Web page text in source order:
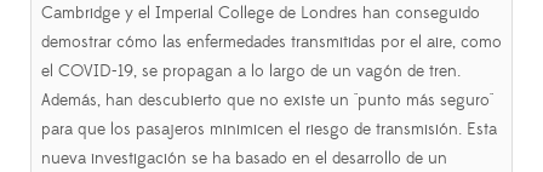
Cambridge y el Imperial College de Londres han conseguido
demostrar cómo las enfermedades transmitidas por el aire, como
el COVID-19, se propagan a lo largo de un vagón de tren.
Además, han descubierto que no existe un "punto más seguro"
para que los pasajeros minimicen el riesgo de transmisión. Esta
nueva investigación se ha basado en el desarrollo de un